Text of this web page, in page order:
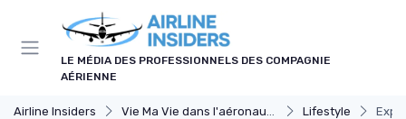
LE MÉDIA DES PROFESSIONNELS DES COMPAGNIE
AÉRIENNE
Airline Insiders Vie Ma Vie dans l'aéronautique Lifestyle
Panneau de gestion des cookies